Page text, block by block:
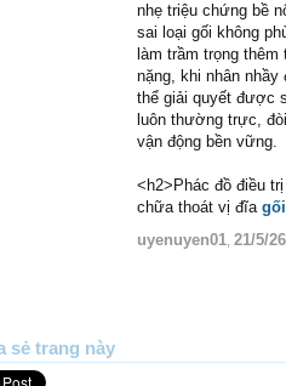
nhẹ triệu chứng bề
sai loại gối không
làm trầm trọng
nặng, khi nhân
thể giải quyết được
luôn thường trực,
vận động bền vững.
<h2>Phác đồ điều
chữa thoát vị đĩa
uyenuyen01 21/5/26
sẻ trang này